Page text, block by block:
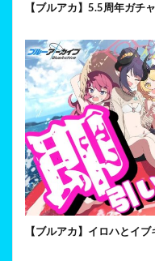
【ブルアカ】5.5周年ガチ
【ブルアカ】イロハとイ